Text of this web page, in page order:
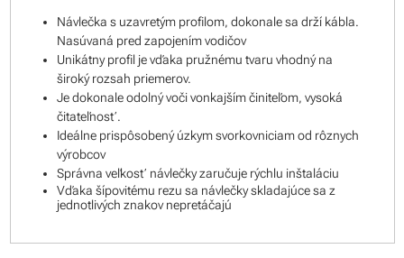
Návlečka s uzavretým profilom, dokonale sa drží kábla.
Nasúvaná pred zapojením vodičov
Unikátny profil je vďaka pružnému tvaru vhodný na
široký rozsah priemerov.
Je dokonale odolný voči vonkajším činiteľom, vysoká
čitateľnosť.
Ideálne prispôsobený úzkym svorkovniciam od rôznych
výrobcov
Správna veľkosť návlečky zaručuje rýchlu inštaláciu
Vďaka šípovitému rezu sa návlečky skladajúce sa z
jednotlivých znakov nepretáčajú